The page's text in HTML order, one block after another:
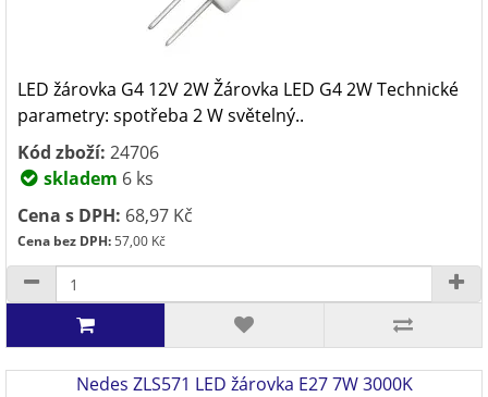
LED žárovka G4 12V 2W Žárovka LED G4 2W Technické
parametry: spotřeba 2 W světelný..
Kód zboží: 24706
skladem 6 ks
Cena s DPH: 68,97 Kč
Cena bez DPH:57,00 Kč
Nedes ZLS571 LED žárovka E27 7W 3000K